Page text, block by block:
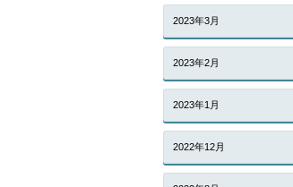
2023年3月
2023年2月
2023年1月
2022年12月